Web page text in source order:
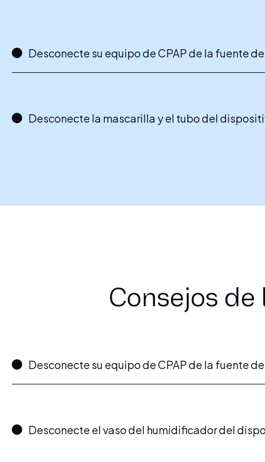
Desconecte su equipo de CPAP de la fuente
Desconecte la mascarilla y el tubo del
Consejos
Desconecte su equipo de CPAP de la fuente
Desconecte el vaso del humidificador del